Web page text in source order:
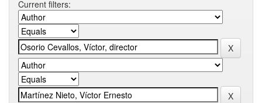
Current filters: